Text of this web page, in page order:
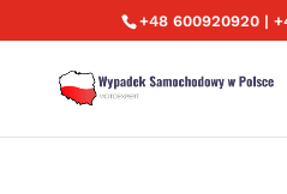
+48 600920920 |